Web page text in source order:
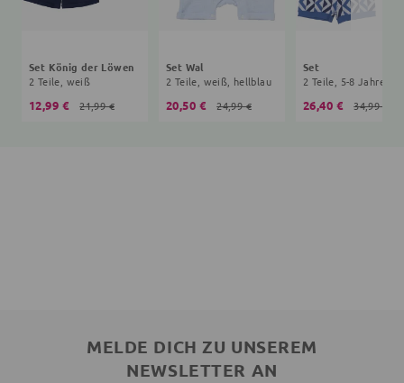
Set König der Löwen
2 Teile, weiß
12,99 € 21,99 €
Set Wal
2 Teile, weiß, hellblau
20,50 € 24,99 €
Set
26,40 € 34,99 €
MELDE DICH ZU UNSEREM
NEWSLETTER AN